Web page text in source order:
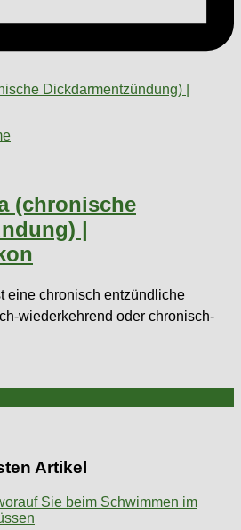
(chronische
|
eine chronisch entzündliche
wiederkehrend oder chronisch-
Artikel